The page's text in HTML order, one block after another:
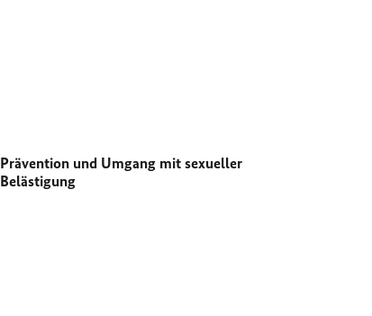
Prävention und Umgang mit sexueller
Belästigung